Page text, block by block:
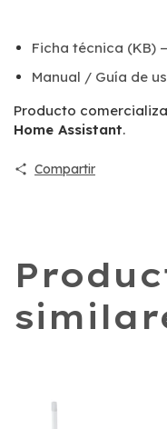
Ficha técnica (KB)
Manual / Guía de
Producto
Home Assistant.
Compartir